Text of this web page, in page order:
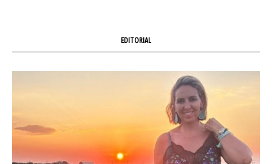
EDITORIAL